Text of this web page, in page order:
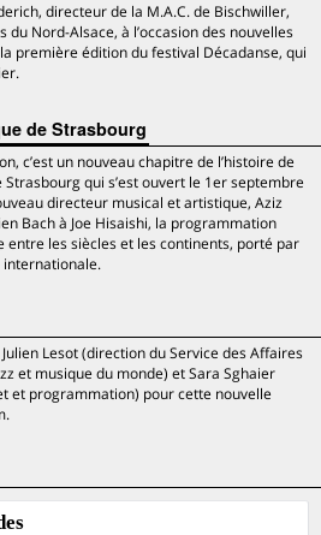
directeur de la M.A.C. de Bischwiller,
du Nord-Alsace, à l’occasion des nouvelles
première édition du festival Décadanse, qui
de Strasbourg
c’est un nouveau chapitre de l’histoire de
qui s’est ouvert le 1er septembre
directeur musical et artistique, Aziz
Bach à Joe Hisaishi, la programmation
entre les siècles et les continents, porté par
Julien Lesot (direction du Service des Affaires
et musique du monde) et Sara Sghaier
et programmation) pour cette nouvelle